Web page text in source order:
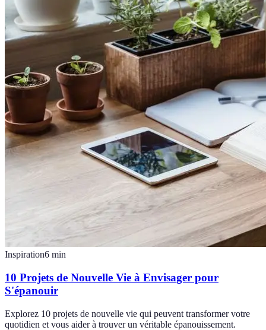
Inspiration6 min
10 Projets de Nouvelle Vie à Envisager pour
S'épanouir
Explorez 10 projets de nouvelle vie qui peuvent transformer votre
quotidien et vous aider à trouver un véritable épanouissement.